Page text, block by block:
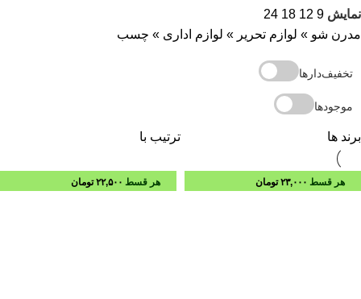
نمایش 9
12
18
24
مدرن شو » لوازم تحریر » لوازم اداری » چسب
تخفیف‌دارها
موجودها
برند ها ترتیب با
هر قسط ۲۳,۰۰۰ تومان هر قسط ۲۲,۵۰۰ تومان